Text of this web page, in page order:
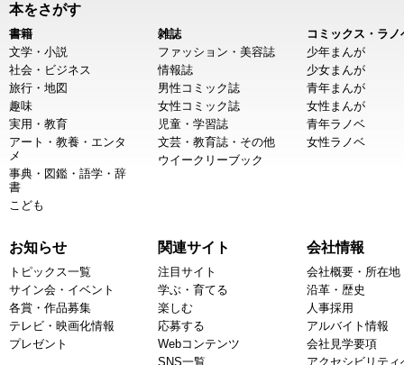
本をさがす
書籍
文学・小説
社会・ビジネス
旅行・地図
趣味
実用・教育
アート・教養・エンタ
メ
事典・図鑑・語学・辞
書
こども
雑誌
ファッション・美容誌
情報誌
男性コミック誌
女性コミック誌
児童・学習誌
文芸・教育誌・その他
ウイークリーブック
コミックス・ラノ
少年まんが
少女まんが
青年まんが
女性まんが
青年ラノベ
女性ラノベ
お知らせ
トピックス一覧
サイン会・イベント
各賞・作品募集
テレビ・映画化情報
プレゼント
関連サイト
注目サイト
学ぶ・育てる
楽しむ
応募する
Webコンテンツ
SNS一覧
会社情報
会社概要・所在地
沿革・歴史
人事採用
アルバイト情報
会社見学要項
アクセシビリティ